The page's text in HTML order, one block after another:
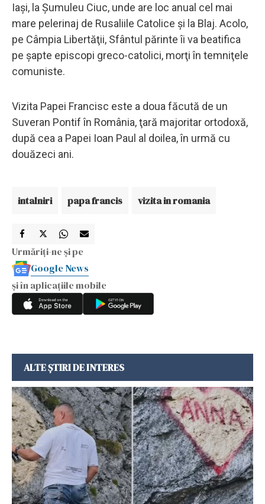
Iaşi, la Şumuleu Ciuc, unde are loc anual cel mai
mare pelerinaj de Rusaliile Catolice şi la Blaj. Acolo,
pe Câmpia Libertăţii, Sfântul părinte îi va beatifica
pe şapte episcopi greco-catolici, morţi în temniţele
comuniste.
Vizita Papei Francisc este a doua făcută de un
Suveran Pontif în România, ţară majoritar ortodoxă,
după cea a Papei Ioan Paul al doilea, în urmă cu
douăzeci ani.
intalniri papa francis vizita in romania
Urmăriți-ne și pe
Google News
și în aplicațiile mobile
ALTE ȘTIRI DE INTERES